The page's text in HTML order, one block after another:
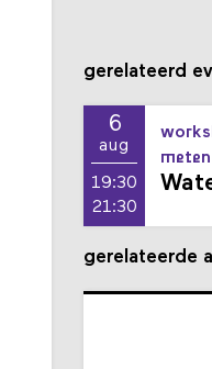
gerelateerd
6
aug
19:30
21:30
meten
gerelateerde